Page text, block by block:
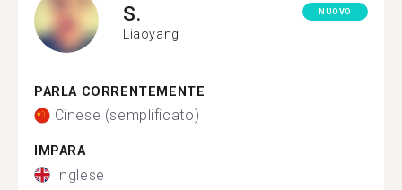
S.
Liaoyang
NUOVO
PARLA CORRENTEMENTE
Cinese (semplificato)
IMPARA
Inglese